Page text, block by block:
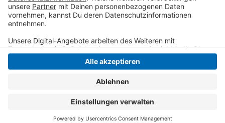
Anzeige